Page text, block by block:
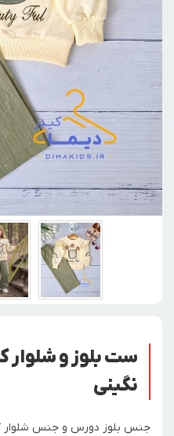
ست بلوز و شلوار
نگینی
جنس بلوز دورس و جنس شلوار کتان